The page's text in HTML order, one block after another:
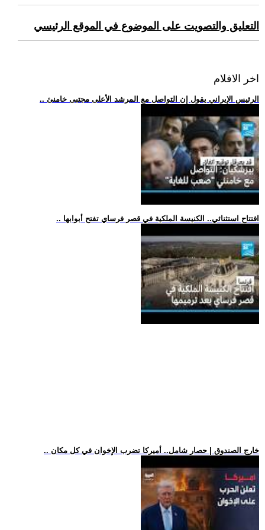
التعليق والتصويت على الموضوع في الموقع الرئيسي
اخر الافلام
.. الرئيس الإيراني يقول إن التواصل مع المرشد الأعلى مجتبى خامنئ
.. افتتاح استثنائي.. الكنيسة الملكية في قصر فرساي تفتح أبوابها
.. خارج الصندوق | حصار شامل.. أميركا تضرب الإخوان في كل مكان